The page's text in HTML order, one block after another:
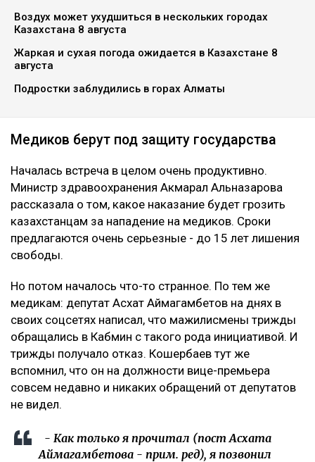
Воздух может ухудшиться в нескольких городах
Казахстана 8 августа
Жаркая и сухая погода ожидается в Казахстане 8
августа
Подростки заблудились в горах Алматы
Медиков берут под защиту государства
Началась встреча в целом очень продуктивно.
Министр здравоохранения Акмарал Альназарова
рассказала о том, какое наказание будет грозить
казахстанцам за нападение на медиков. Сроки
предлагаются очень серьезные - до 15 лет лишения
свободы.
Но потом началось что-то странное. По тем же
медикам: депутат Асхат Аймагамбетов на днях в
своих соцсетях написал, что мажилисмены трижды
обращались в Кабмин с такого рода инициативой. И
трижды получало отказ. Кошербаев тут же
вспомнил, что он на должности вице-премьера
совсем недавно и никаких обращений от депутатов
не видел.
- Как только я прочитал (пост Асхата
Аймагамбетова - прим. ред), я позвонил